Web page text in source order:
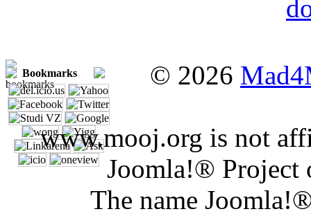
Bookmarks © 2026
www.mooj.org is not
Joomla!® Project
The name